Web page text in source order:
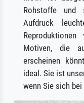
Rohstoffe und
Aufdruck
Motiven, die
erscheinen
ideal. Sie ist
wenn Sie sich